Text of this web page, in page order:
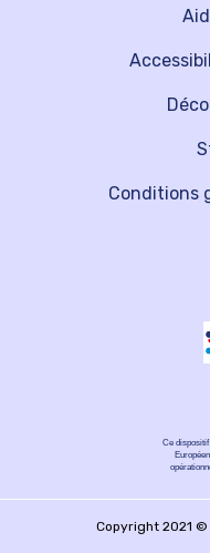
Conditions
Ce dispositif
Copyright 2021 ©